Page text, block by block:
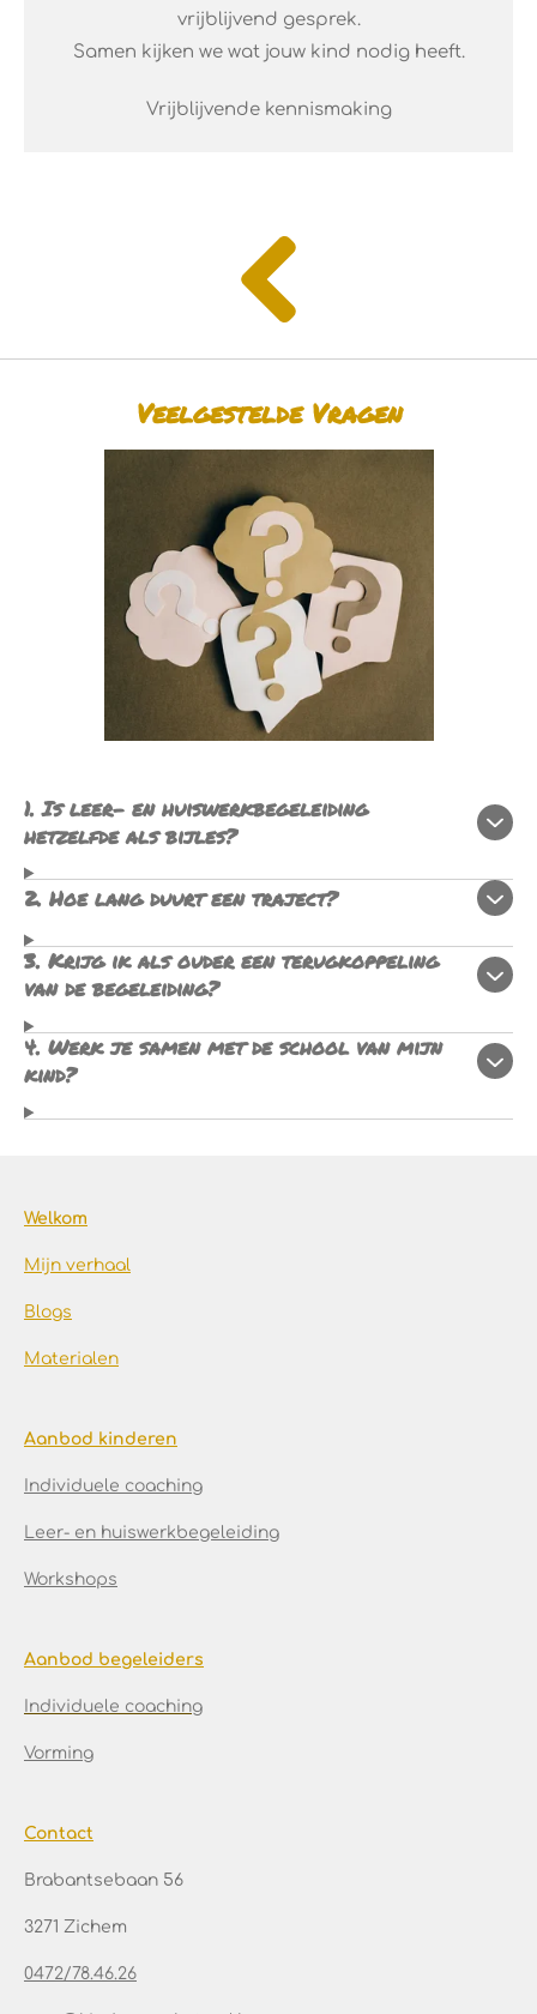
vrijblijvend gesprek.
Samen kijken we wat jouw kind nodig heeft.
Vrijblijvende kennismaking
Veelgestelde Vragen
1. Is leer- en huiswerkbegeleiding
hetzelfde als bijles?
2. Hoe lang duurt een traject?
3. Krijg ik als ouder een terugkoppeling
van de begeleiding?
4. Werk je samen met de school van mijn
kind?
Welkom
Mijn verhaal
Blogs
Materialen
Aanbod kinderen
Individuele coaching
Leer- en huiswerkbegeleiding
Workshops
Aanbod begeleiders
Individuele coaching
Vorming
Contact
Brabantsebaan 56
3271 Zichem
0472/78.46.26